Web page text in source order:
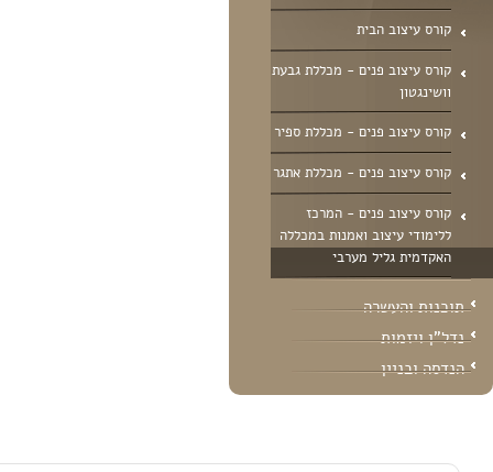
קורס עיצוב הבית
קורס עיצוב פנים - מכללת גבעת
וושינגטון
קורס עיצוב פנים - מכללת ספיר
קורס עיצוב פנים - מכללת אתגר
קורס עיצוב פנים - המרכז
ללימודי עיצוב ואמנות במכללה
האקדמית גליל מערבי
תוכנות והעשרה
נדל"ן ויזמות
הנדסה ובניין